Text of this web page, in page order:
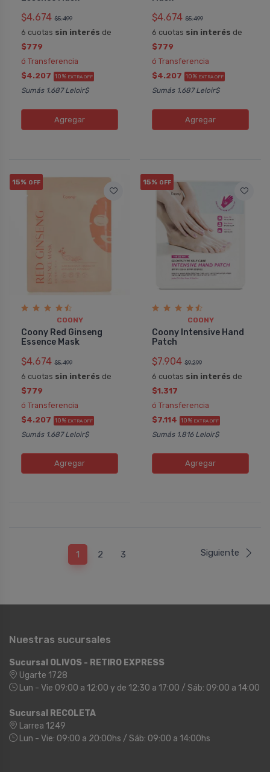
$4.674 $5.499
6 cuotas sin interés de
$779
ó Transferencia
$4.207 10% EXTRA OFF
Sumás 1.687 Leloir$
Agregar
$4.674 $5.499
6 cuotas sin interés de
$779
ó Transferencia
$4.207 10% EXTRA OFF
Sumás 1.687 Leloir$
Agregar
15% OFF
COONY
Coony Red Ginseng
Essence Mask
$4.674 $5.499
6 cuotas sin interés de
$779
ó Transferencia
$4.207 10% EXTRA OFF
Sumás 1.687 Leloir$
Agregar
15% OFF
COONY
Coony Intensive Hand
Patch
$7.904 $9.299
6 cuotas sin interés de
$1.317
ó Transferencia
$7.114 10% EXTRA OFF
Sumás 1.816 Leloir$
Agregar
1 2 3 Siguiente
Nuestras sucursales
Sucursal OLIVOS - RETIRO EXPRESS
Ugarte 1728
Lun - Vie 09:00 a 12:00 y de 12:30 a 17:00 / Sáb: 09:00 a 14:00
Sucursal RECOLETA
Larrea 1249
Lun - Vie: 09:00 a 20:00hs / Sáb: 09:00 a 14:00hs